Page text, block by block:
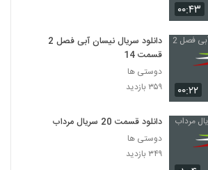
۰۰:۴۳
۰۰:۲۲
دانلود سریال نیسان آبی فصل 2
قسمت 14
دوستی ها
۳۵۹ بازدید
دانلود قسمت 20 سریال مرداب
دوستی ها
۳۴۹ بازدید